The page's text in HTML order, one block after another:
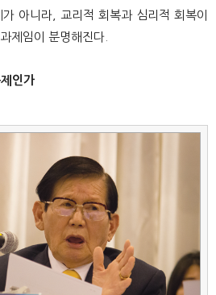
아니라, 교리적 회복과 심리적 회복이
제임이 분명해진다.
인가